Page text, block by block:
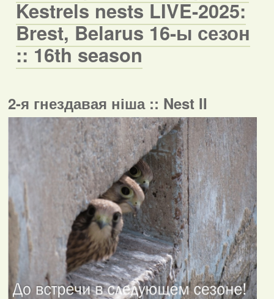
Kestrels nests LIVE-2025:
Brest, Belarus 16-ы сезон
:: 16th season
2-я гнездавая ніша :: Nest II